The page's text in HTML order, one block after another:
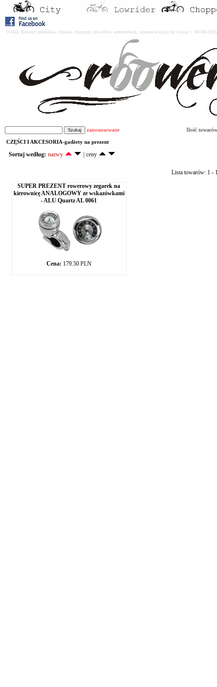
Witaj. Rowery miejskie, cruiser, chopper, lowrider, amsterdam, custom kupisz tu i teraz : 08-08-
zaawansowane Ilość
CZĘŚCI I AKCESORIA-gadżety na prezent
Sortuj według: nazwy ceny
Lista towarów: 1 -
SUPER PREZENT rowerowy zegarek na
kierownicę ANALOGOWY ze wskazówkami
- ALU Quartz AL 0061
Cena: 179.50 PLN